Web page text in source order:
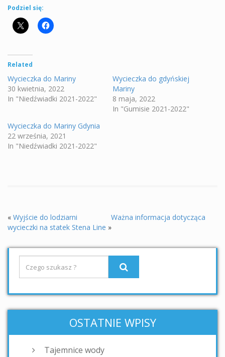
Podziel się:
Related
Wycieczka do Mariny
30 kwietnia, 2022
In "Niedźwiadki 2021-2022"
Wycieczka do gdyńskiej
Mariny
8 maja, 2022
In "Gumisie 2021-2022"
Wycieczka do Mariny Gdynia
22 września, 2021
In "Niedźwiadki 2021-2022"
« Wyjście do lodziarni
Ważna informacja dotycząca
wycieczki na statek Stena Line »
OSTATNIE WPISY
Tajemnice wody